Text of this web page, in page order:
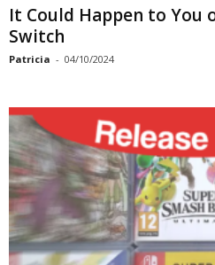
It Could Happen to You
Switch
Patricia - 04/10/2024